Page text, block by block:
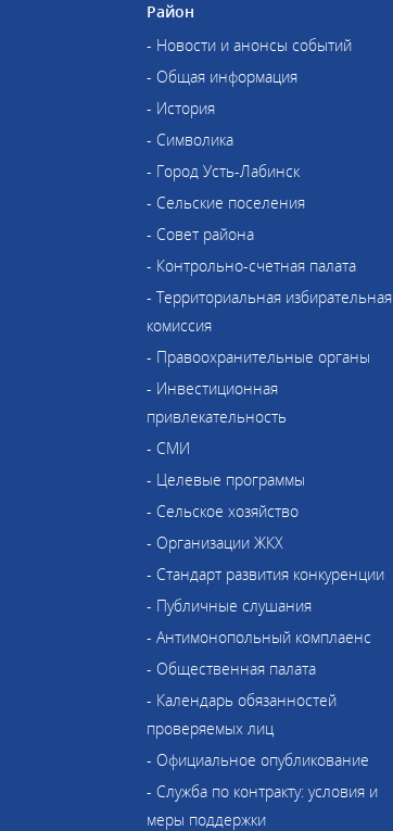
Район
- Новости и анонсы событий
- Общая информация
- История
- Символика
- Город Усть-Лабинск
- Сельские поселения
- Совет района
- Контрольно-счетная палата
- Территориальная избирательная
комиссия
- Правоохранительные органы
- Инвестиционная
привлекательность
- СМИ
- Целевые программы
- Сельское хозяйство
- Организации ЖКХ
- Стандарт развития конкуренции
- Публичные слушания
- Антимонопольный комплаенс
- Общественная палата
- Календарь обязанностей
проверяемых лиц
- Официальное опубликование
- Служба по контракту: условия и
меры поддержки